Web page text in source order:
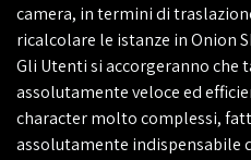
camera, in termini di
ricalcolare le istanze in Onion
Gli Utenti si accorgeranno che
assolutamente veloce ed
character molto complessi,
assolutamente indispensabile